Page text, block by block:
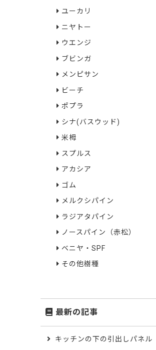
ユーカリ
ニヤトー
ウエンジ
ブビンガ
メンピサン
ビーチ
ポプラ
シナ(バスウッド)
米栂
スプルス
アカシア
ゴム
メルクシパイン
ラジアタパイン
ノースパイン（赤松）
ベニヤ・SPF
その他樹種
最新の記事
キッチンの下の引出しパネル